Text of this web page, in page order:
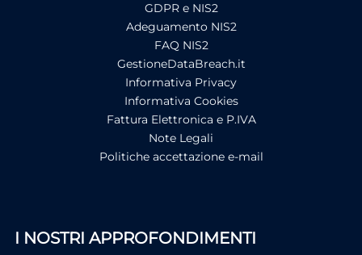
GDPR e NIS2
Adeguamento NIS2
FAQ NIS2
GestioneDataBreach.it
Informativa Privacy
Informativa Cookies
Fattura Elettronica e P.IVA
Note Legali
Politiche accettazione e-mail
I NOSTRI APPROFONDIMENTI